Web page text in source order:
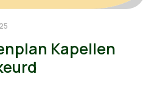
Kapellen